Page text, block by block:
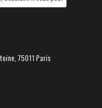
75011 Paris